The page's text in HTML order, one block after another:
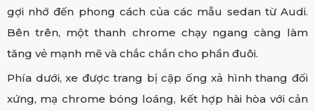
gợi nhớ đến phong cách của các mẫu sedan từ Audi.
Bên trên, một thanh chrome chạy ngang càng làm
tăng vẻ mạnh mẽ và chắc chắn cho phần đuôi.
Phía dưới, xe được trang bị cặp ống xả hình thang đối
xứng, mạ chrome bóng loáng, kết hợp hài hòa với cản